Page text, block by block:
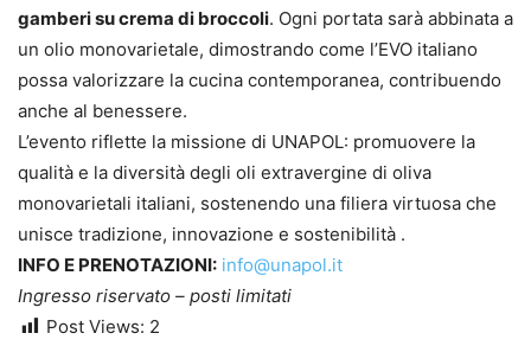
gamberi su crema di broccoli. Ogni portata sarà abbinata a
un olio monovarietale, dimostrando come l’EVO italiano
possa valorizzare la cucina contemporanea, contribuendo
anche al benessere.
L’evento riflette la missione di UNAPOL: promuovere la
qualità e la diversità degli oli extravergine di oliva
monovarietali italiani, sostenendo una filiera virtuosa che
unisce tradizione, innovazione e sostenibilità .
INFO E PRENOTAZIONI: info@unapol.it
Ingresso riservato – posti limitati
Post Views: 2